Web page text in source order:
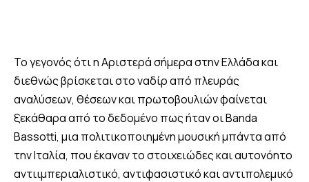
Το γεγονός ότι η Αριστερά σήμερα στην Ελλάδα και
διεθνώς βρίσκεται στο ναδίρ από πλευράς
αναλύσεων, θέσεων και πρωτοβουλιών φαίνεται
ξεκάθαρα από το δεδομένο πως ήταν οι Banda
Bassotti, μια πολιτικοποιημένη μουσική μπάντα από
την Ιταλία, που έκαναν το στοιχειώδες και αυτονόητο
αντιιμπεριαλιστικό, αντιφασιστικό και αντιπολεμικό